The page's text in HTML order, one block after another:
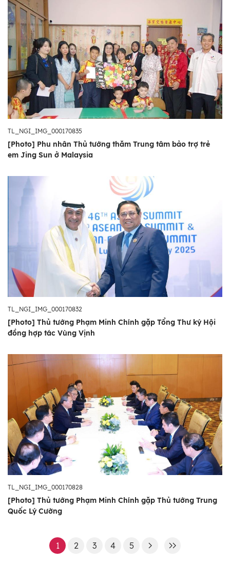
TL_NGI_IMG_000170835
[Photo] Phu nhân Thủ tướng thăm Trung tâm bảo trợ trẻ
em Jing Sun ở Malaysia
TL_NGI_IMG_000170832
[Photo] Thủ tướng Phạm Minh Chính gặp Tổng Thư ký Hội
đồng hợp tác Vùng Vịnh
TL_NGI_IMG_000170828
[Photo] Thủ tướng Phạm Minh Chính gặp Thủ tướng Trung
Quốc Lý Cường
1 2 3 4 5